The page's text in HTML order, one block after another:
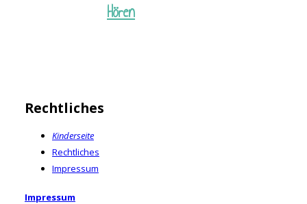
Hören
Rechtliches
Kinderseite
Rechtliches
Impressum
Impressum